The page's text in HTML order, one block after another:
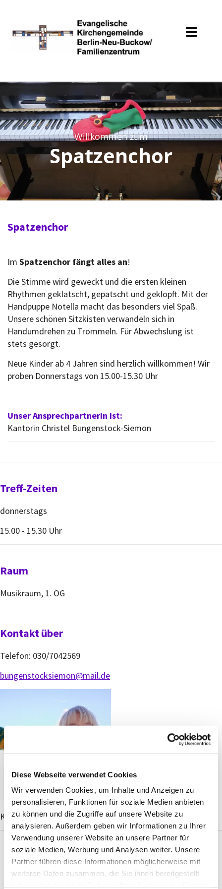
Diese Webseite verwendet Cookies
Wir verwenden Cookies, um Inhalte und Anzeigen zu
personalisieren, Funktionen für soziale Medien anbieten
zu können und die Zugriffe auf unsere Website zu
analysieren. Außerdem geben wir Informationen zu Ihrer
Verwendung unserer Website an unsere Partner für
soziale Medien, Werbung und Analysen weiter. Unsere
Partner führen diese Informationen möglicherweise mit
weiteren Daten zusammen, die Sie ihnen bereitgestellt
Willkommen zum
Spatzenchor
Spatzenchor
Im Spatzenchor fängt alles an!
Die Stimme wird geweckt und die ersten kleinen
Rhythmen geklatscht, gepatscht und geklopft. Mit der
Handpuppe Notella macht das besonders viel Spaß.
Unsere schönen Sitzkisten verwandeln sich in
Handumdrehen zu Trommeln. Für Abwechslung ist
stets gesorgt.
Neue Kinder ab 4 Jahren sind herzlich willkommen! Wir
proben Donnerstags von 15.00-15.30 Uhr
Unser Ansprechpartnerin ist:
Kantorin Christel Bungenstock-Siemon
Treff-Zeiten
donnerstags
15.00 - 15.30 Uhr
Raum
Musikraum, 1. OG
Kontakt über
Telefon: 030/7042569
bungenstocksiemon@mail.de
Kantorin Christel Bungenstock-Siemon
" Fetzt richtig! "
Tyler Ferguson